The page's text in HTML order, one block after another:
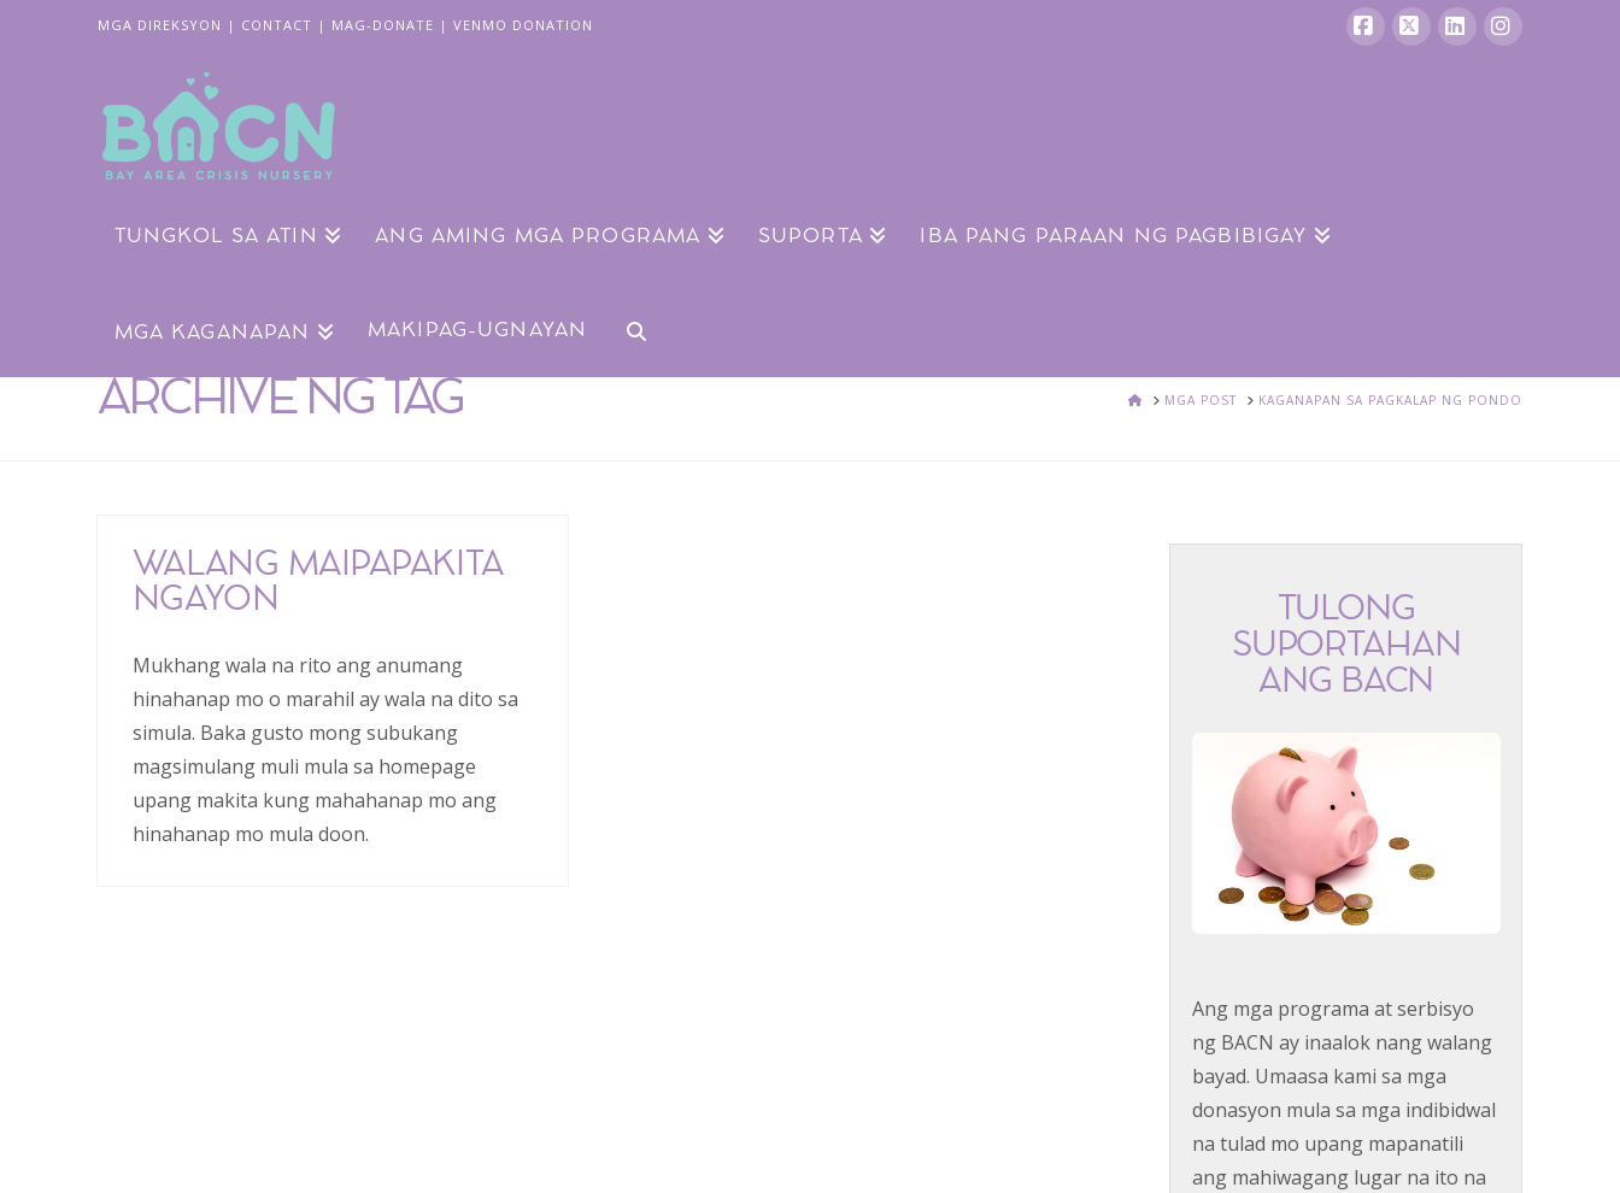
MGA DIREKSYON | CONTACT | MAG-DONATE | VENMO DONATION
TUNGKOL SA ATIN ANG AMING MGA PROGRAMA SUPORTA IBA PANG PARAAN NG PAGBIBIGAY
MGA KAGANAPAN MAKIPAG-UGNAYAN
ARCHIVE NG TAG BAHAYMGA POST KAGANAPAN SA PAGKALAP NG PONDO
WALANG MAIPAPAKITA
NGAYON
Mukhang wala na rito ang anumang
hinahanap mo o marahil ay wala na dito sa
simula. Baka gusto mong subukang
magsimulang muli mula sa homepage
upang makita kung mahahanap mo ang
hinahanap mo mula doon.
TULONG
SUPORTAHAN
ANG BACN
Ang mga programa at serbisyo
ng BACN ay inaalok nang walang
bayad. Umaasa kami sa mga
donasyon mula sa mga indibidwal
na tulad mo upang mapanatili
ang mahiwagang lugar na ito na